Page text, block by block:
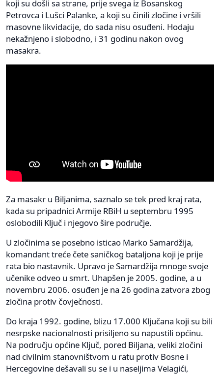
koji su došli sa strane, prije svega iz Bosanskog
Petrovca i Lušci Palanke, a koji su činili zločine i vršili
masovne likvidacije, do sada nisu osuđeni. Hodaju
nekažnjeno i slobodno, i 31 godinu nakon ovog
masakra.
Za masakr u Biljanima, saznalo se tek pred kraj rata,
kada su pripadnici Armije RBiH u septembru 1995
oslobodili Ključ i njegovo šire područje.
U zločinima se posebno isticao Marko Samardžija,
komandant treće čete saničkog bataljona koji je prije
rata bio nastavnik. Upravo je Samardžija mnoge svoje
učenike odveo u smrt. Uhapšen je 2005. godine, a u
novembru 2006. osuđen je na 26 godina zatvora zbog
zločina protiv čovječnosti.
Do kraja 1992. godine, blizu 17.000 Ključana koji su bili
nesrpske nacionalnosti prisiljeno su napustili općinu.
Na području općine Ključ, pored Biljana, veliki zločini
nad civilnim stanovništvom u ratu protiv Bosne i
Hercegovine dešavali su se i u naseljima Velagići,